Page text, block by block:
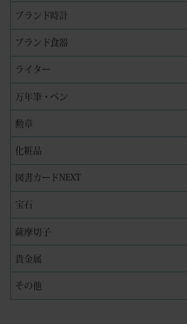
ブランド時計
ブランド食器
ライター
万年筆・ペン
勲章
化粧品
図書カードNEXT
宝石
薩摩切子
貴金属
その他